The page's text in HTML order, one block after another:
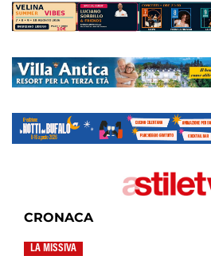
CRONACA
LA MISSIVA